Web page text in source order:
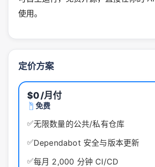
使用。
定价方案
$0/月付
免费
✅无限数量的公共/私有仓库
✅Dependabot 安全与版本更新
✅每月 2,000 分钟 CI/CD